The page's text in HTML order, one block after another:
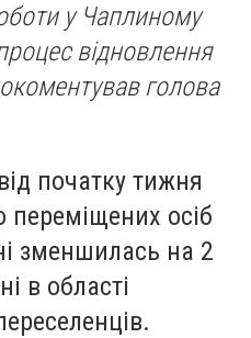
у Чаплиному
відновлення
голова
початку тижня
переміщених осіб
зменшилась на 2
в області